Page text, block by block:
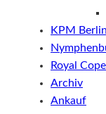
KPM Berlin
Royal
Archiv
Ankauf